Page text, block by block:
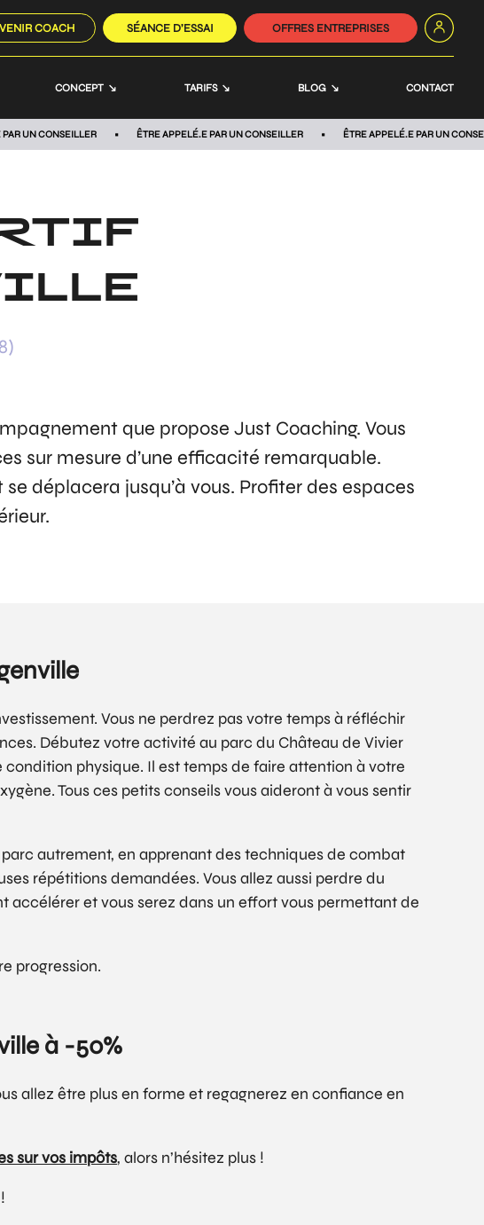
COACH SÉANCE D’ESSAI OFFRES ENTREPRISES
CONCEPT TARIFS BLOG CONTACT
UN CONSEILLER ÊTRE APPELÉ.E PAR UN CONSEILLER ÊTRE APPELÉ.E PAR UN
que propose Just Coaching. Vous
sur mesure d’une efficacité remarquable.
déplacera jusqu’à vous. Profiter des espaces
Vous ne perdrez pas votre temps à réfléchir
Débutez votre activité au parc du Château de Vivier
condition physique. Il est temps de faire attention à votre
Tous ces petits conseils vous aideront à vous sentir
autrement, en apprenant des techniques de combat
répétitions demandées. Vous allez aussi perdre du
accélérer et vous serez dans un effort vous permettant de
progression.
à -50%
allez être plus en forme et regagnerez en confiance en
sur vos impôts, alors n’hésitez plus !